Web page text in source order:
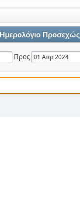
Ημερολόγιο Προσεχώς
Προς